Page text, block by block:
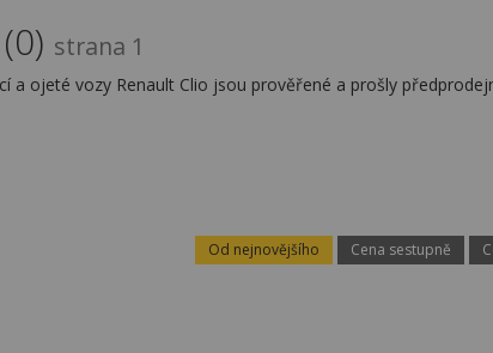
strana 1
a ojeté vozy Renault Clio jsou prověřené a prošly
Od nejnovějšího Cena sestupně